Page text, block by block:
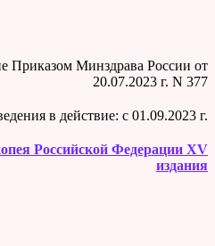
Приказом Минздрава России от
20.07.2023 г. N 377
в действие: c 01.09.2023 г.
Российской Федерации XV
издания